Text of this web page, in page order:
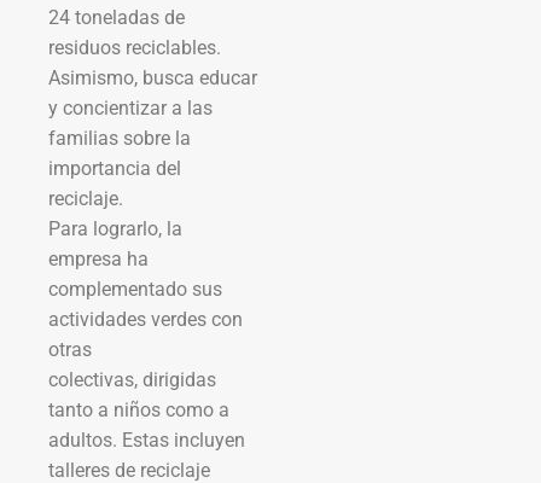
24 toneladas de
residuos reciclables.
Asimismo, busca educar
y concientizar a las
familias sobre la
importancia del
reciclaje.
Para lograrlo, la
empresa ha
complementado sus
actividades verdes con
otras
colectivas, dirigidas
tanto a niños como a
adultos. Estas incluyen
talleres de reciclaje